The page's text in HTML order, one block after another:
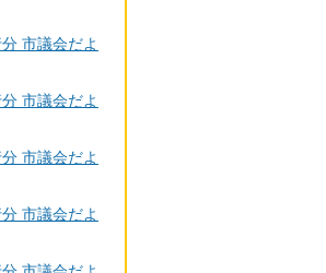
市議会だよ
市議会だよ
市議会だよ
市議会だよ